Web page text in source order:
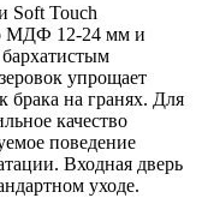
Soft Touch
МДФ 12-24 мм и
упрощает
брака на гранях. Для
качество
поведение
Входная дверь
уходе.